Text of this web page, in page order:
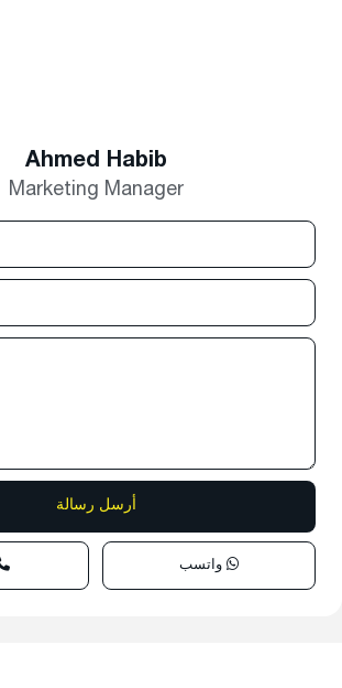
Ahmed Habib
Marketing Manager
واتسب